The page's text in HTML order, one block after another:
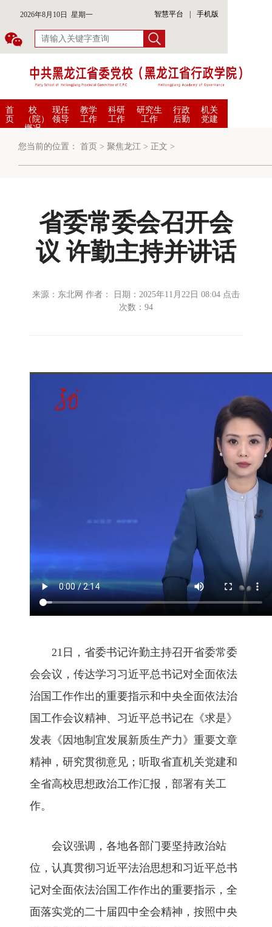
2026年8月10日 星期一 智慧平台 手机版
首
页
校
（院）
概况
现任
领导
教学
工作
科研
工作
研究生
工作
行政
后勤
机关
党建
您当前的位置： 首页 > 聚焦龙江 > 正文 >
省委常委会召开会
议 许勤主持并讲话
来源：东北网 作者： 日期：2025年11月22日 08:04 点击
次数： 94
21日，省委书记许勤主持召开省委常委
会会议，传达学习习近平总书记对全面依法
治国工作作出的重要指示和中央全面依法治
国工作会议精神、习近平总书记在《求是》
发表《因地制宜发展新质生产力》重要文章
精神，研究贯彻意见；听取省直机关党建和
全省高校思想政治工作汇报，部署有关工
作。
会议强调，各地各部门要坚持政治站
位，认真贯彻习近平法治思想和习近平总书
记对全面依法治国工作作出的重要指示，全
面落实党的二十届四中全会精神，按照中央